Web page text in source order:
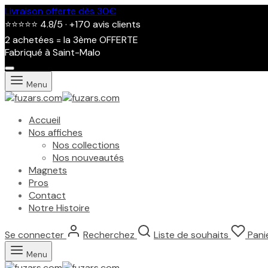
Livraison offerte dès 30€
⭐⭐⭐⭐⭐ 4.8/5 · +170 avis clients
2 achetées = la 3ème OFFERTE
Fabriqué à Saint-Malo
Menu
Accueil
Nos affiches
Nos collections
Nos nouveautés
Magnets
Pros
Contact
Notre Histoire
Se connecter Recherchez Liste de souhaits
Menu